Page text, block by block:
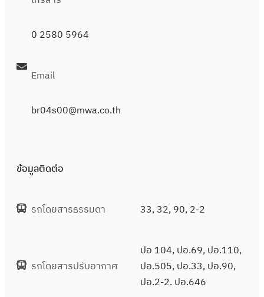
0 2580 5964
Email
br04s00@mwa.co.th
ข้อมูลติดต่อ
รถโดยสารธรรมดา 33, 32, 90, 2-2
รถโดยสารปรับอากาศ
ปอ 104, ปอ.69, ปอ.110,
ปอ.505, ปอ.33, ปอ.90,
ปอ.2-2. ปอ.646